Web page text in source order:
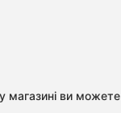
магазині ви можете